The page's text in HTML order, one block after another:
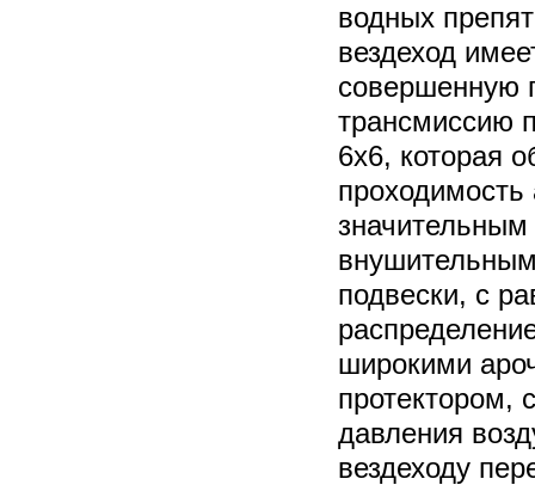
водных
вездеход
совершенную
трансмиссию
6х6, которая
подвески, с
широкими
протектором,
давления
вездеходу